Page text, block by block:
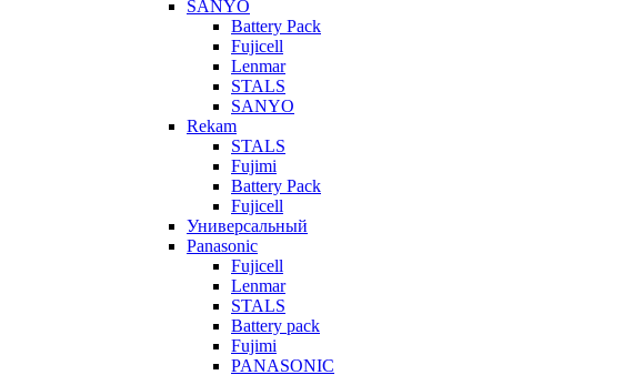
SANYO
Battery Pack
Fujicell
Lenmar
STALS
SANYO
Rekam
STALS
Fujimi
Battery Pack
Fujicell
Универсальный
Panasonic
Fujicell
Lenmar
STALS
Battery pack
Fujimi
PANASONIC